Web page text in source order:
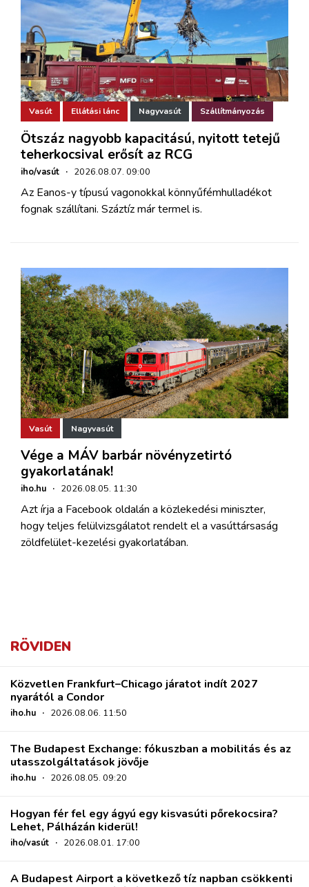
Vasút Ellátási lánc Nagyvasút Szállítmányozás
Ötszáz nagyobb kapacitású, nyitott tetejű
teherkocsival erősít az RCG
iho/vasút · 2026.08.07. 09:00
Az Eanos-y típusú vagonokkal könnyűfémhulladékot
fognak szállítani. Száztíz már termel is.
Vasút Nagyvasút
Vége a MÁV barbár növényzetirtó
gyakorlatának!
iho.hu · 2026.08.05. 11:30
Azt írja a Facebook oldalán a közlekedési miniszter,
hogy teljes felülvizsgálatot rendelt el a vasúttársaság
zöldfelület-kezelési gyakorlatában.
RÖVIDEN
Közvetlen Frankfurt–Chicago járatot indít 2027
nyarától a Condor
iho.hu · 2026.08.06. 11:50
The Budapest Exchange: fókuszban a mobilitás és az
utasszolgáltatások jövője
iho.hu · 2026.08.05. 09:20
Hogyan fér fel egy ágyú egy kisvasúti pőrekocsira?
Lehet, Pálházán kiderül!
iho/vasút · 2026.08.01. 17:00
A Budapest Airport a következő tíz napban csökkenti